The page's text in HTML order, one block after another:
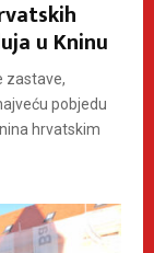
u Kninu
zastave,
pobjedu
hrvatskim